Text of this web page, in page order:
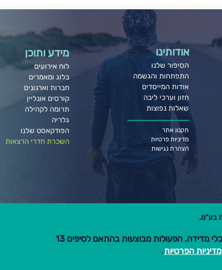
מידע ותוכן
לוח אירועים
בלוג ומאמרים
חברות וארגונים
קורסים אונליין
תרומה לקהילה
גלריה
הפודקאסט שלנו
השכרת חדרי הרצאות
אודותינו
הסיפור שלנו
התפתחות והגשמה
אודות המייסדים
חזון וערכי ליבה
שאלות נפוצות
תקנון אתר
מדיניות פרטיות
הצהרת נגישות
הגלישה באתר זה כוללת שימוש ב-Cookies וכלי מדידה. הפעולות מבוצעות בהתאם לסיפים 13
מדיניות הפרטיות.